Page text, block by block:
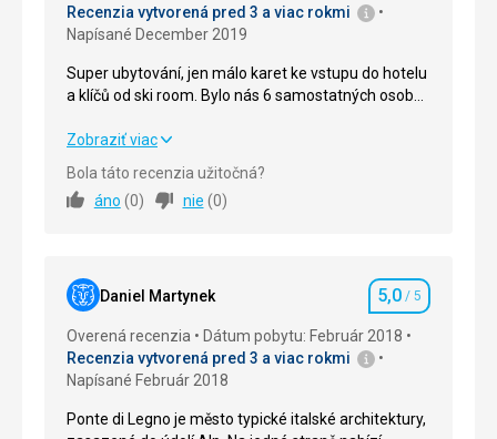
Recenzia vytvorená pred 3 a viac rokmi
Napísané December 2019
Super ubytování, jen málo karet ke vstupu do hotelu
a klíčů od ski room. Bylo nás 6 samostatných osob
klíč pro 2 osoby. Byly jenom 2 karty a jeden klíč.
Super ubytování, jen málo karet ke vstupu do hotelu
na pokoji a přivítali bychom alespoň jednu kartu a
klíč pro 2 osoby. Byly jenom 2 karty a jeden klíč.
Ubytovanie 5,0/ 5
Služby 5,0/ 5
Šport
Cena 5,0/ 5
Zobraziť viac
Bola táto recenzia užitočná?
áno (0) nie (0)
Daniel Martynek Hodnotenie
5,0 / 5
Overená recenzia
Dátum pobytu: Február 2018
Recenzia vytvorená pred 3 a viac rokmi
Napísané Február 2018
Ponte di Legno je město typické italské architektury,